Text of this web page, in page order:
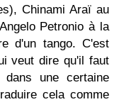
Chinami Araïau
Petronio à la
d'un tango. C'est
veut dire qu'il faut
dans une certaine
cela comme